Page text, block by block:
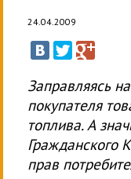
24.04.2009
Заправляясь
покупателя
топлива. А
Гражданского
прав